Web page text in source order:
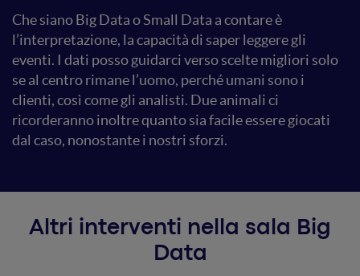
Che siano Big Data o Small Data a contare è
l’interpretazione, la capacità di saper leggere gli
eventi. I dati posso guidarci verso scelte migliori solo
se al centro rimane l’uomo, perché umani sono i
clienti, così come gli analisti. Due animali ci
ricorderanno inoltre quanto sia facile essere giocati
dal caso, nonostante i nostri sforzi.
Altri interventi nella sala Big
Data